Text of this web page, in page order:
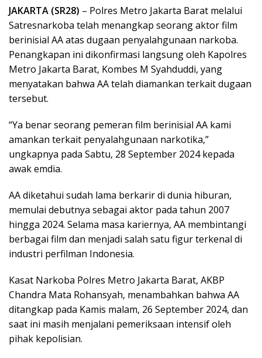
JAKARTA (SR28) – Polres Metro Jakarta Barat melalui
Satresnarkoba telah menangkap seorang aktor film
berinisial AA atas dugaan penyalahgunaan narkoba.
Penangkapan ini dikonfirmasi langsung oleh Kapolres
Metro Jakarta Barat, Kombes M Syahduddi, yang
menyatakan bahwa AA telah diamankan terkait dugaan
tersebut.
“Ya benar seorang pemeran film berinisial AA kami
amankan terkait penyalahgunaan narkotika,”
ungkapnya pada Sabtu, 28 September 2024 kepada
awak emdia.
AA diketahui sudah lama berkarir di dunia hiburan,
memulai debutnya sebagai aktor pada tahun 2007
hingga 2024. Selama masa kariernya, AA membintangi
berbagai film dan menjadi salah satu figur terkenal di
industri perfilman Indonesia.
Kasat Narkoba Polres Metro Jakarta Barat, AKBP
Chandra Mata Rohansyah, menambahkan bahwa AA
ditangkap pada Kamis malam, 26 September 2024, dan
saat ini masih menjalani pemeriksaan intensif oleh
pihak kepolisian.